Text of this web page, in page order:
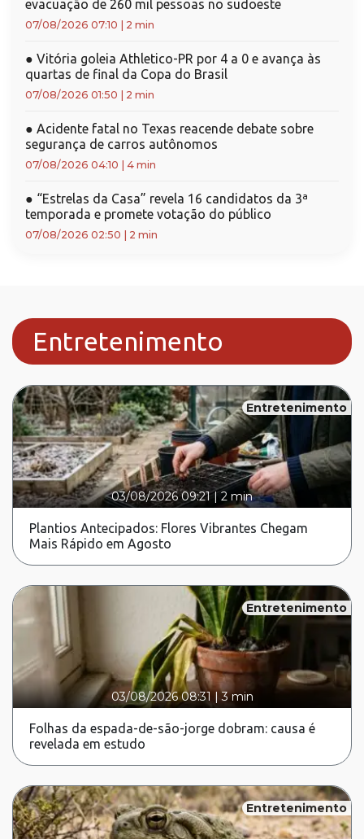
evacuação de 260 mil pessoas no sudoeste
07/08/2026 07:10 2 min
● Vitória goleia Athletico-PR por 4 a 0 e avança às
quartas de final da Copa do Brasil
07/08/2026 01:50 2 min
● Acidente fatal no Texas reacende debate sobre
segurança de carros autônomos
07/08/2026 04:10 4 min
● “Estrelas da Casa” revela 16 candidatos da 3ª
temporada e promete votação do público
07/08/2026 02:50 2 min
Entretenimento
Entretenimento
03/08/2026 09:21|2 min
Plantios Antecipados: Flores Vibrantes Chegam
Mais Rápido em Agosto
Entretenimento
03/08/2026 08:31 |3 min
Folhas da espada-de-são-jorge dobram: causa é
revelada em estudo
Entretenimento